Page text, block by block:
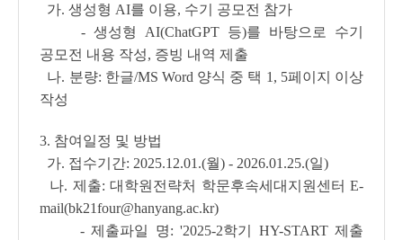
가. 생성형 AI를 이용, 수기 공모전 참가
- 생성형 AI(ChatGPT 등)를 바탕으로 수기
공모전 내용 작성, 증빙 내역 제출
나. 분량: 한글/MS Word 양식 중 택 1, 5페이지 이상
작성
3. 참여일정 및 방법
가. 접수기간: 2025.12.01.(월) - 2026.01.25.(일)
나. 제출: 대학원전략처 학문후속세대지원센터 E-
mail(bk21four@hanyang.ac.kr)
- 제출파일 명: '2025-2학기 HY-START 제출